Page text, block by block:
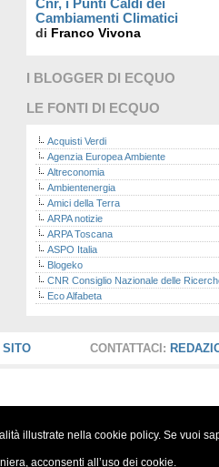
Cnr, i Punti Caldi dei
Cambiamenti Climatici
di Franco Vivona
I BLOGGER DI ECQUO
LE FONTI DI ECQUO
Acquisti Verdi
Agenzia Europea Ambiente
Altreconomia
Ambientenergia
Amici della Terra
ARPA notizie
ARPA Toscana
ASPO Italia
Blogeko
CNR Consiglio Nazionale delle
Eco Alfabeta
Eco Radio
Greenpeace
ISPRA - Istituto Superiore per la
La nuova Ecologia
CONTATTACI:
SITO
illustrate nella cookie policy. Se vuoi
acconsenti all’uso dei cookie.